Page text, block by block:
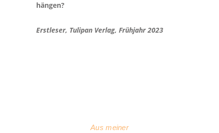
hängen?
Erstleser, Tulipan Verlag, Frühjahr 2023
Aus meiner